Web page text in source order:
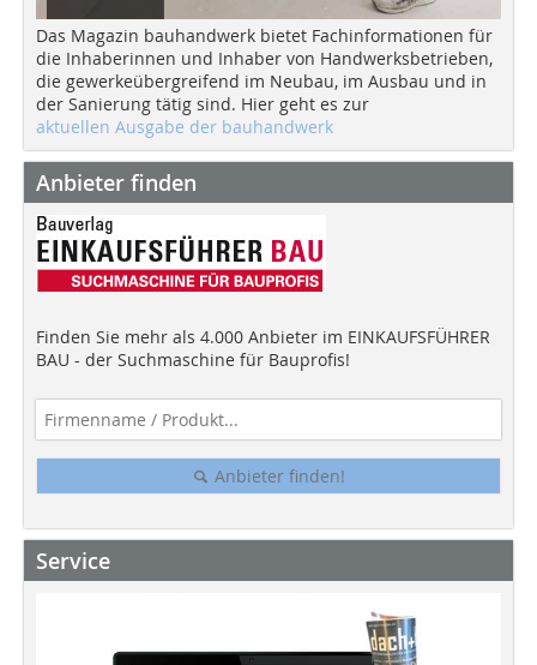
Das Magazin bauhandwerk bietet Fachinformationen für
die Inhaberinnen und Inhaber von Handwerksbetrieben,
die gewerkeübergreifend im Neubau, im Ausbau und in
der Sanierung tätig sind. Hier geht es zur
aktuellen Ausgabe der bauhandwerk
Anbieter finden
Finden Sie mehr als 4.000 Anbieter im EINKAUFSFÜHRER
BAU - der Suchmaschine für Bauprofis!
Anbieter finden!
Service